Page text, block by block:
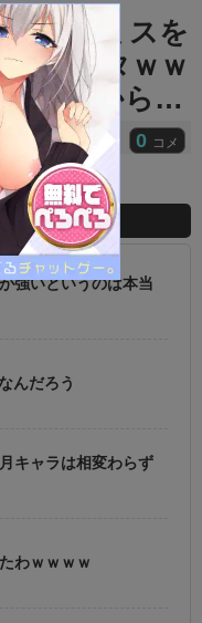
t
セミラミスを
てワロタｗｗ
も居るから…
0 コメ
強いというのは本当
んだろう
キャラは相変わらず
わｗｗｗｗ